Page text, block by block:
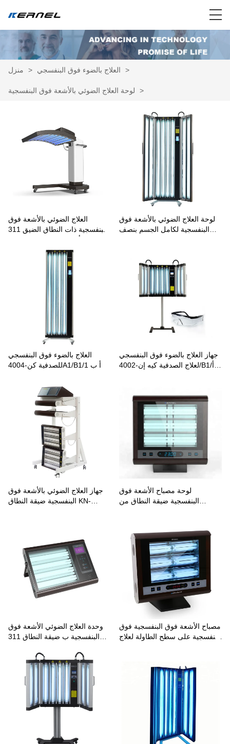
منزل > العلاج بالضوء فوق البنفسجي >
لوحة العلاج الضوئي بالأشعة فوق البنفسجية >
العلاج الضوئي بالأشعة فوق
البنفسجية ذات النطاق الضيق 311
لوحة العلاج الضوئي بالأشعة فوق
البنفسجية لكامل الجسم بنصف
العلاج بالضوء فوق البنفسجي
للصدفية كن-4004A1/B1/أ ب 1
جهاز العلاج بالضوء فوق البنفسجي
لعلاج الصدفية كيه إن-4002/B1/أ
جهاز العلاج الضوئي بالأشعة فوق
البنفسجية ضيقة النطاق KN-
لوحة مصباح الأشعة فوق
البنفسجية ضيقة النطاق من
وحدة العلاج الضوئي الأشعة فوق
البنفسجية ب ضيقة النطاق 311
مصباح الأشعة فوق البنفسجية فوق
البنفسجية على سطح الطاولة لعلاج